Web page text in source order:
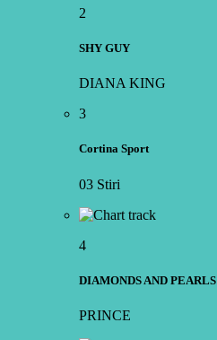
2
SHY GUY
DIANA KING
3
Cortina Sport
03 Stiri
4
DIAMONDS AND PEARLS
PRINCE